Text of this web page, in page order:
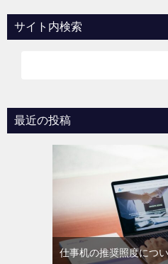
サイト内検索
最近の投稿
仕事机の推奨照度につ